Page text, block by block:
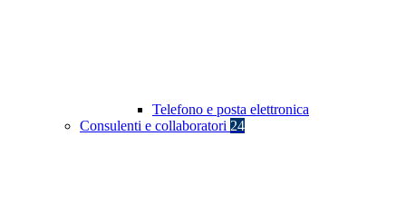
Telefono e posta elettronica
Consulenti e collaboratori 24